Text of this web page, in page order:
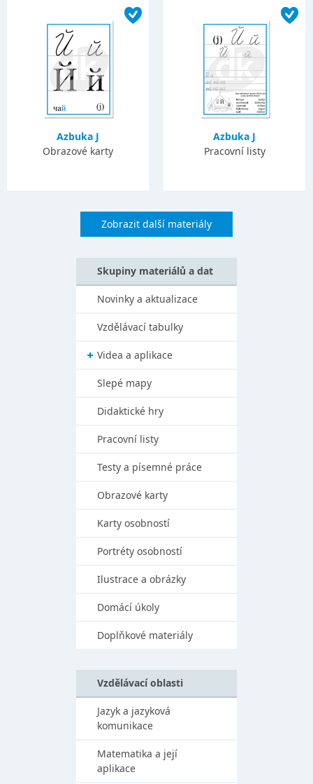
Azbuka J
Obrazové karty
Azbuka J
Pracovní listy
Zobrazit další materiály
Skupiny materiálů a dat
Novinky a aktualizace
Vzdělávací tabulky
Videa a aplikace
Slepé mapy
Didaktické hry
Pracovní listy
Testy a písemné práce
Obrazové karty
Karty osobností
Portréty osobností
Ilustrace a obrázky
Domácí úkoly
Doplňkové materiály
Vzdělávací oblasti
Jazyk a jazyková
komunikace
Matematika a její
aplikace